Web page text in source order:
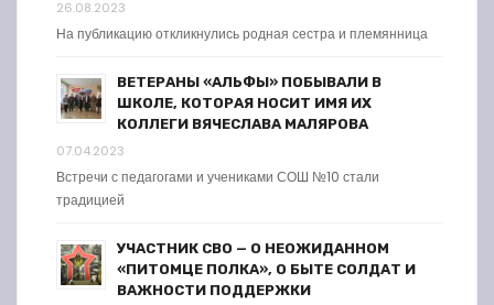
26.08.2023
На публикацию откликнулись родная сестра и племянница
ВЕТЕРАНЫ «АЛЬФЫ» ПОБЫВАЛИ В
ШКОЛЕ, КОТОРАЯ НОСИТ ИМЯ ИХ
КОЛЛЕГИ ВЯЧЕСЛАВА МАЛЯРОВА
07.04.2023
Встречи с педагогами и учениками СОШ №10 стали
традицией
УЧАСТНИК СВО — О НЕОЖИДАННОМ
«ПИТОМЦЕ ПОЛКА», О БЫТЕ СОЛДАТ И
ВАЖНОСТИ ПОДДЕРЖКИ